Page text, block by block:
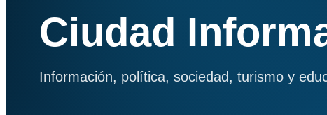
Ciudad
Información, política, sociedad, turismo y